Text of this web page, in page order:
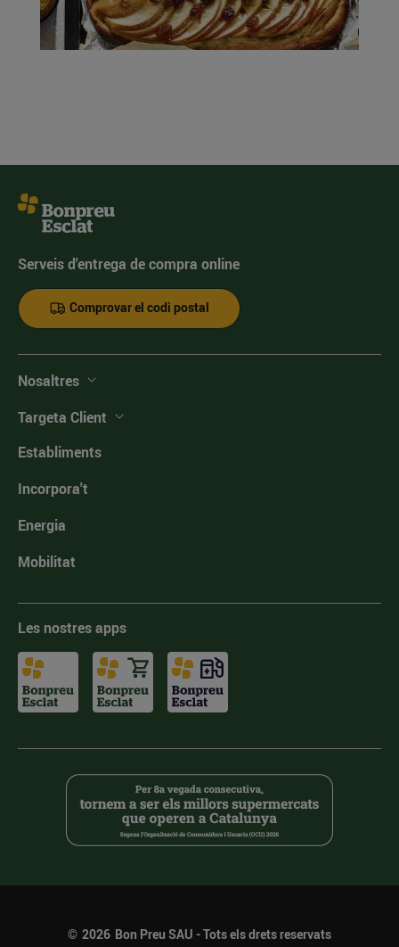
Serveis d'entrega de compra online
Comprovar el codi postal
Nosaltres
Targeta Client
Establiments
Incorpora't
Energia
Mobilitat
Les nostres apps
© 2026 Bon Preu SAU - Tots els drets reservats